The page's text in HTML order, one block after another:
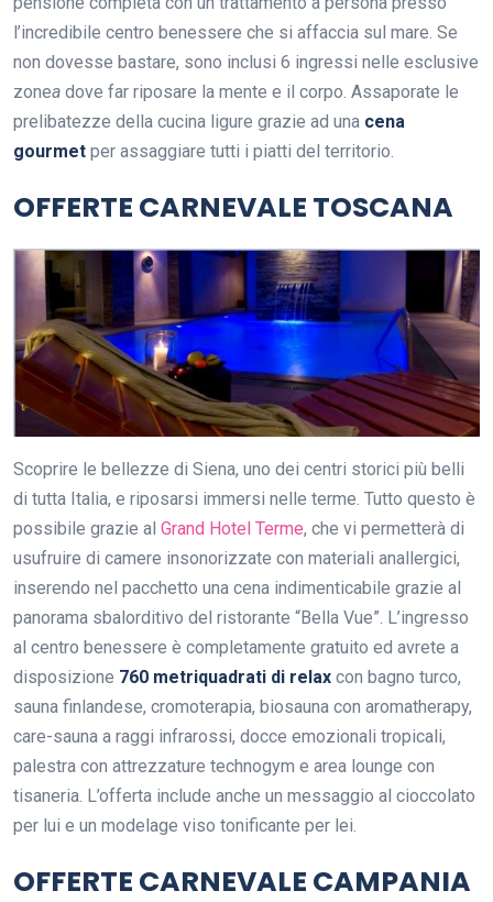
l’incredibile centro benessere che si affaccia sul mare. Se
non dovesse bastare, sono inclusi 6 ingressi nelle esclusive
zonea dove far riposare la mente e il corpo. Assaporate le
prelibatezze della cucina ligure grazie ad una cena
gourmet per assaggiare tutti i piatti del territorio.
OFFERTE CARNEVALE TOSCANA
Scoprire le bellezze di Siena, uno dei centri storici più belli
di tutta Italia, e riposarsi immersi nelle terme. Tutto questo è
possibile grazie al Grand Hotel Terme, che vi permetterà di
usufruire di camere insonorizzate con materiali anallergici,
inserendo nel pacchetto una cena indimenticabile grazie al
panorama sbalorditivo del ristorante “Bella Vue”. L’ingresso
al centro benessere è completamente gratuito ed avrete a
disposizione 760 metriquadrati di relax con bagno turco,
sauna finlandese, cromoterapia, biosauna con aromatherapy,
care-sauna a raggi infrarossi, docce emozionali tropicali,
palestra con attrezzature technogym e area lounge con
tisaneria. L’offerta include anche un messaggio al cioccolato
per lui e un modelage viso tonificante per lei.
OFFERTE CARNEVALE CAMPANIA